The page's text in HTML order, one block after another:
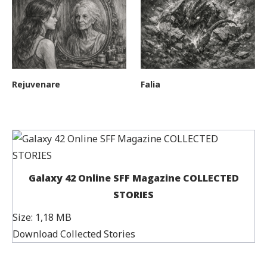
Rejuvenare Falia
Galaxy 42 Online SFF Magazine COLLECTED
STORIES
Size: 1,18 MB
Download Collected Stories